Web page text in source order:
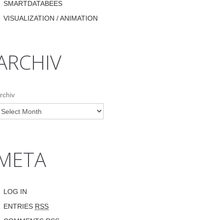
SMARTDATABEES
VISUALIZATION / ANIMATION
LOG IN
ENTRIES RSS